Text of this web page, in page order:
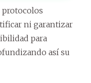
protocolos
ni garantizar
para
así su